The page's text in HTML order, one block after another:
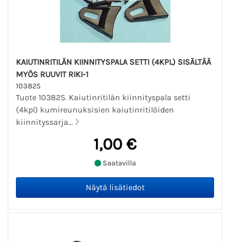
KAIUTINRITILÄN KIINNITYSPALA SETTI (4KPL) SISÄLTÄÄ
MYÖS RUUVIT RIKI-1
103825
Tuote 103825. Kaiutinritilän kiinnityspala setti
(4kpl) kumireunuksisien kaiutinritilöiden
kiinnityssarja...
1,00 €
Saatavilla